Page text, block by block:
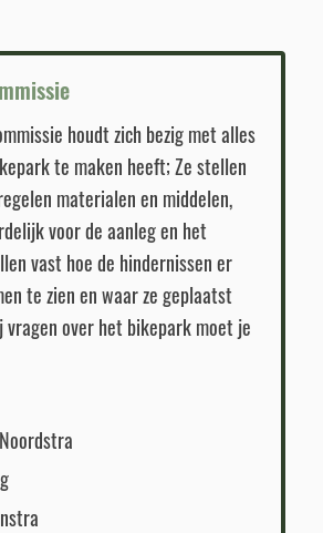
houdt zich bezig met alles
te maken heeft; Ze stellen
materialen en middelen,
voor de aanleg en het
vast hoe de hindernissen er
te zien en waar ze geplaatst
vragen over het bikepark moet je